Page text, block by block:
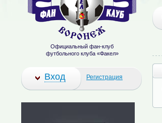
Официальный фан-клуб
футбольного клуба «Факел»
Вход Регистрация